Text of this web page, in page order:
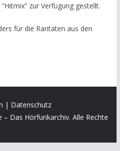
zur Verfügung gestellt.
für die Raritäten aus den
| Datenschutz
Das Hörfunkarchiv. Alle Rechte